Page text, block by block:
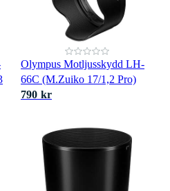
Olympus Motljusskydd LH-
66C (M.Zuiko 17/1,2 Pro)
790 kr